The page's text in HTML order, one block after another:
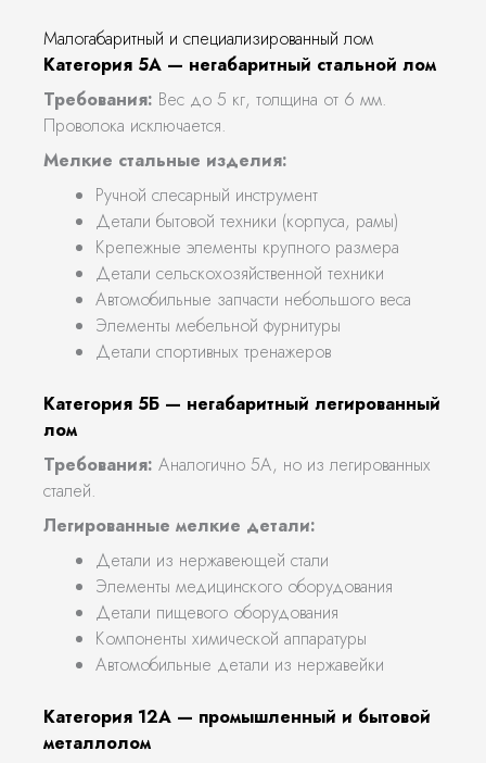
Малогабаритный и специализированный лом
Категория 5А — негабаритный стальной лом
Требования: Вес до 5 кг, толщина от 6 мм.
Проволока исключается.
Мелкие стальные изделия:
Ручной слесарный инструмент
Детали бытовой техники (корпуса, рамы)
Крепежные элементы крупного размера
Детали сельскохозяйственной техники
Автомобильные запчасти небольшого веса
Элементы мебельной фурнитуры
Детали спортивных тренажеров
Категория 5Б — негабаритный легированный
лом
Требования: Аналогично 5А, но из легированных
сталей.
Легированные мелкие детали:
Детали из нержавеющей стали
Элементы медицинского оборудования
Детали пищевого оборудования
Компоненты химической аппаратуры
Автомобильные детали из нержавейки
Категория 12А — промышленный и бытовой
металлолом